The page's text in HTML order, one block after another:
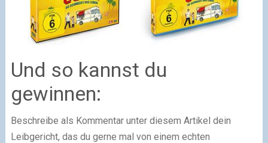
Und so kannst du
gewinnen:
Beschreibe als Kommentar unter diesem Artikel dein
Leibgericht, das du gerne mal von einem echten